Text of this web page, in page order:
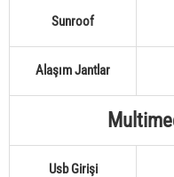
Sunroof
Alaşım Jantlar
Usb Girişi